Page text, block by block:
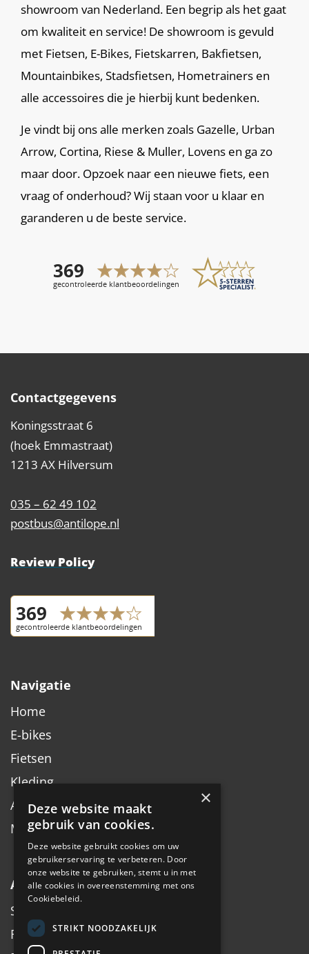
showroom van Nederland. Een begrip als het gaat
om kwaliteit en service! De showroom is gevuld
met Fietsen, E-Bikes, Fietskarren, Bakfietsen,
Mountainbikes, Stadsfietsen, Hometrainers en
alle accessoires die je hierbij kunt bedenken.
Je vindt bij ons alle merken zoals Gazelle, Urban
Arrow, Cortina, Riese & Muller, Lovens en ga zo
maar door. Opzoek naar een nieuwe fiets, een
vraag of onderhoud? Wij staan voor u klaar en
garanderen u de beste service.
Contactgegevens
Koningsstraat 6
(hoek Emmastraat)
1213 AX Hilversum
035 – 62 49 102
postbus@antilope.nl
Review Policy
Navigatie
Home
E-bikes
Fietsen
Kleding
Accessoires
Merken
Algemeen
Service
Fiets inruilen
×
Deze website maakt
gebruik van cookies.
Deze website gebruikt cookies om uw
gebruikerservaring te verbeteren. Door
onze website te gebruiken, stemt u in met
alle cookies in overeenstemming met ons
Cookiebeleid.
STRIKT NOODZAKELIJK